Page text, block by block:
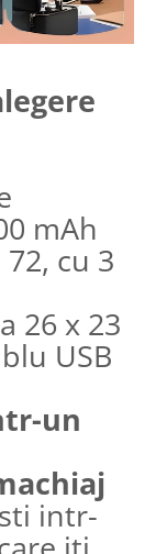
ere
mAh
72, cu 3
26 x 23
USB
un
intr-